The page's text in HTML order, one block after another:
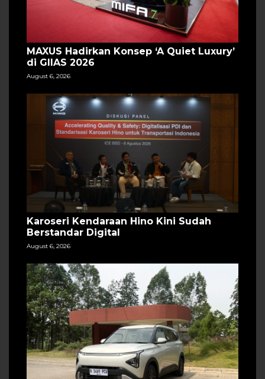
MAXUS Hadirkan Konsep ‘A Quiet Luxury’
di GIIAS 2026
August 6, 2026
Karoseri Kendaraan Hino Kini Sudah
Berstandar Digital
August 6, 2026